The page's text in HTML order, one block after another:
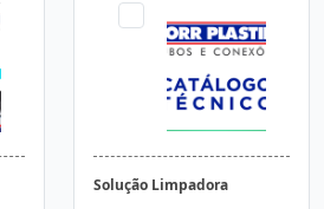
Solução Limpadora